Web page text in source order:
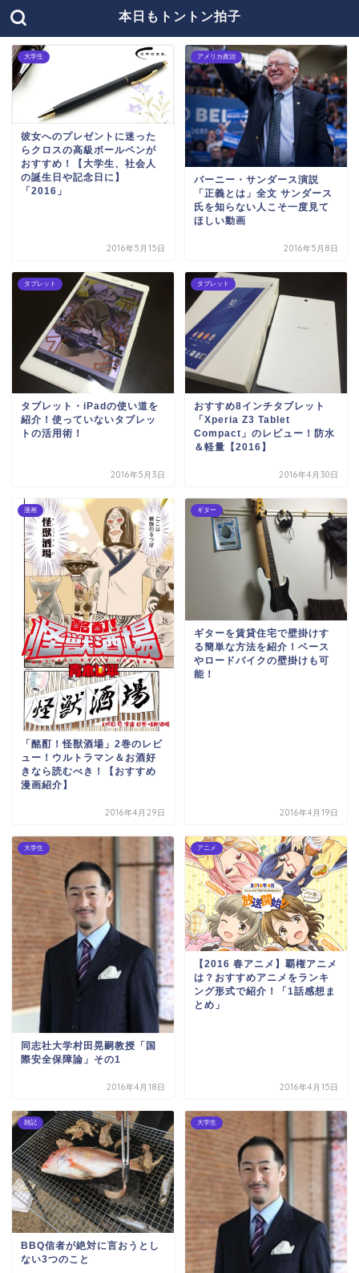
本日もトントン拍子
大学生
彼女へのプレゼントに迷った
らクロスの高級ボールペンが
おすすめ！【大学生、社会人
の誕生日や記念日に】
「2016」
2016年5月15日
アメリカ政治
バーニー・サンダース演説
「正義とは」全文 サンダース
氏を知らない人こそ一度見て
ほしい動画
2016年5月8日
タブレット
タブレット・iPadの使い道を
紹介！使っていないタブレッ
トの活用術！
2016年5月3日
タブレット
おすすめ8インチタブレット
「Xperia Z3 Tablet
Compact」のレビュー！防水
＆軽量【2016】
2016年4月30日
漫画
「酩酊！怪獣酒場」2巻のレビ
ュー！ウルトラマン＆お酒好
きなら読むべき！【おすすめ
漫画紹介】
2016年4月29日
ギター
ギターを賃貸住宅で壁掛けす
る簡単な方法を紹介！ベース
やロードバイクの壁掛けも可
能！
2016年4月19日
大学生
同志社大学村田晃嗣教授「国
際安全保障論」その1
2016年4月18日
アニメ
【2016 春アニメ】覇権アニメ
は？おすすめアニメをランキ
ング形式で紹介！「1話感想ま
とめ」
2016年4月15日
雑記
BBQ信者が絶対に言おうとし
ない3つのこと
大学生